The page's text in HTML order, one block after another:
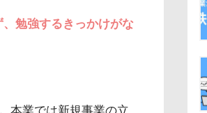
勉強するきっかけがな
本業では新規事業の立